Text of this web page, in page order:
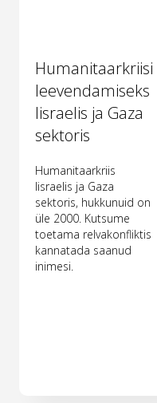
Humanitaarkriisi
leevendamiseks
Iisraelis ja Gaza
sektoris
Humanitaarkriis
Iisraelis ja Gaza
sektoris, hukkunuid on
üle 2000. Kutsume
toetama relvakonfliktis
kannatada saanud
inimesi.